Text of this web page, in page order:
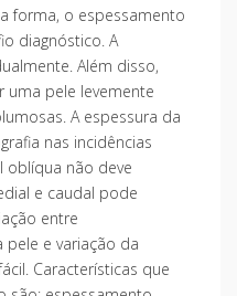
forma, o espessamento
diagnóstico. A
Além disso,
pele levemente
A espessura da
nas incidências
oblíqua não deve
e caudal pode
entre
e variação da
Características que